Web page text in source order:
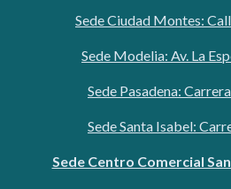
Sede Ciudad Montes:
Sede Modelia: Av. La
Sede Pasadena:
Sede Santa Isabel:
Sede Centro Comercial